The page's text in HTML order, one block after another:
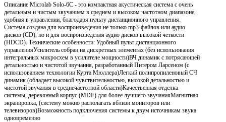
Описание Microlab Solo-6C - это компактная акустическая система с очень
детальным и чистым звучанием в среднем и высоком частотном диапазоне,
удобная в управлении, благодаря пульту дистанционного управления.
Система создана для воспроизведения не только mp3-файлов или аудио
дисков (CD), но и для воспроизведения аудио дисков высокой четкости
(HDCD). Технические особенности: Удобный пульт дистанционного
управленияУсилитель собран на дискретных элементах (без использования
интегральных микросхем в усилителе мощности)ВЧ динамик с потрясающей
детальностью и чистотой звучания, разработанный Питером Ларсеном (с
использованием технологии Курта Мюллера)Легкий полипропиленовый СЧ
динамик (обладает высокой чувствительностью, высокой детальностью и
чистотой звучания в среднечастотной области)Качественная отделка
системы, деревянный корпус (MDF) для более лучшего звучанияМагнитная
экранировка, (систему можно располагать вблизи мониторов или
телевизоров)Возможность подключения системы к двум источникам звука
одновременно